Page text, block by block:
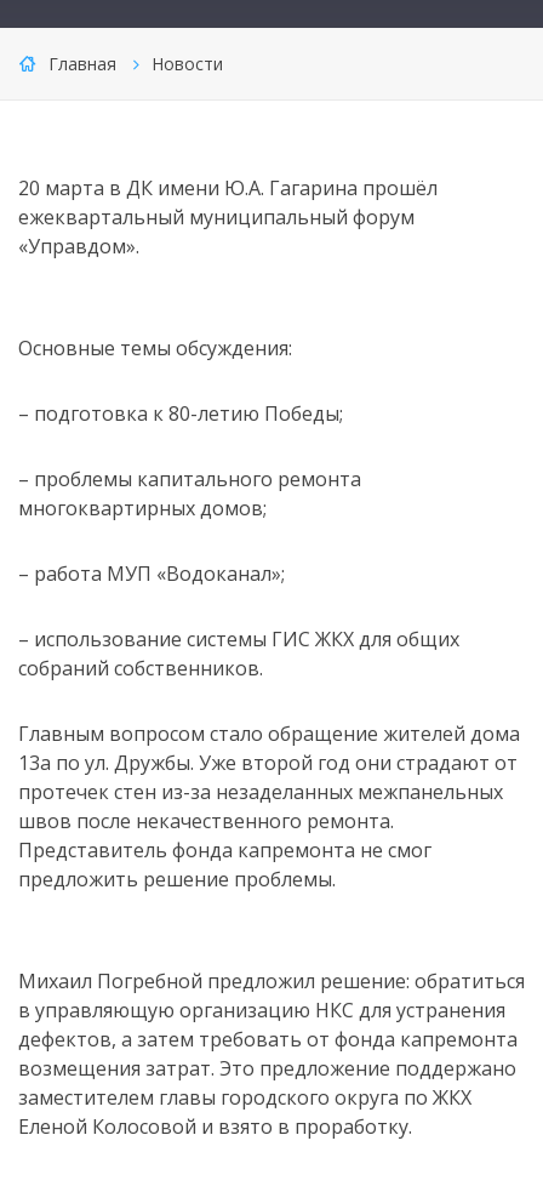
Главная Новости
20 марта в ДК имени Ю.А. Гагарина прошёл
ежеквартальный муниципальный форум
«Управдом».
Основные темы обсуждения:
– подготовка к 80-летию Победы;
– проблемы капитального ремонта
многоквартирных домов;
– работа МУП «Водоканал»;
– использование системы ГИС ЖКХ для общих
собраний собственников.
Главным вопросом стало обращение жителей дома
13а по ул. Дружбы. Уже второй год они страдают от
протечек стен из-за незаделанных межпанельных
швов после некачественного ремонта.
Представитель фонда капремонта не смог
предложить решение проблемы.
Михаил Погребной предложил решение: обратиться
в управляющую организацию НКС для устранения
дефектов, а затем требовать от фонда капремонта
возмещения затрат. Это предложение поддержано
заместителем главы городского округа по ЖКХ
Еленой Колосовой и взято в проработку.